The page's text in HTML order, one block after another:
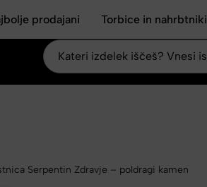
prodajani Torbice in nahrbtniki
Serpentin Zdravje – poldragi kamen